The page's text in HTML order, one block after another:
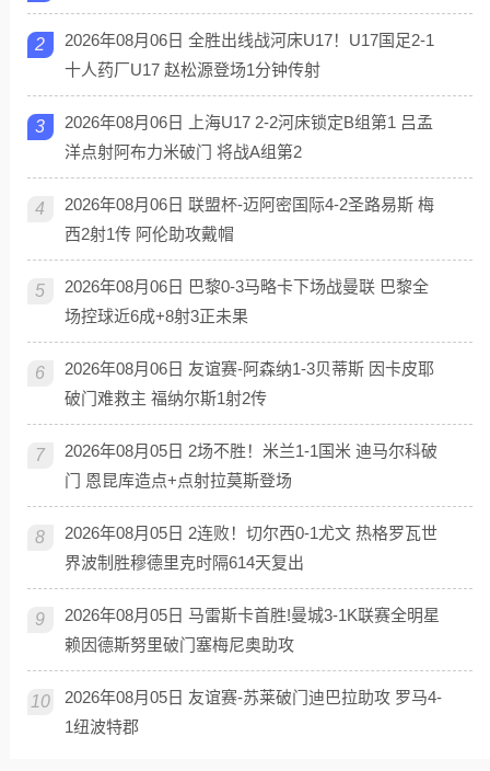
2
2026年08月06日 全胜出线战河床U17！U17国足2-1
十人药厂U17 赵松源登场1分钟传射
3
2026年08月06日 上海U17 2-2河床锁定B组第1 吕孟
洋点射阿布力米破门 将战A组第2
4
2026年08月06日 联盟杯-迈阿密国际4-2圣路易斯 梅
西2射1传 阿伦助攻戴帽
5
2026年08月06日 巴黎0-3马略卡下场战曼联 巴黎全
场控球近6成+8射3正未果
6
2026年08月06日 友谊赛-阿森纳1-3贝蒂斯 因卡皮耶
破门难救主 福纳尔斯1射2传
7
2026年08月05日 2场不胜！米兰1-1国米 迪马尔科破
门 恩昆库造点+点射拉莫斯登场
8
2026年08月05日 2连败！切尔西0-1尤文 热格罗瓦世
界波制胜穆德里克时隔614天复出
9
2026年08月05日 马雷斯卡首胜!曼城3-1K联赛全明星
赖因德斯努里破门塞梅尼奥助攻
10
2026年08月05日 友谊赛-苏莱破门迪巴拉助攻 罗马4-
1纽波特郡